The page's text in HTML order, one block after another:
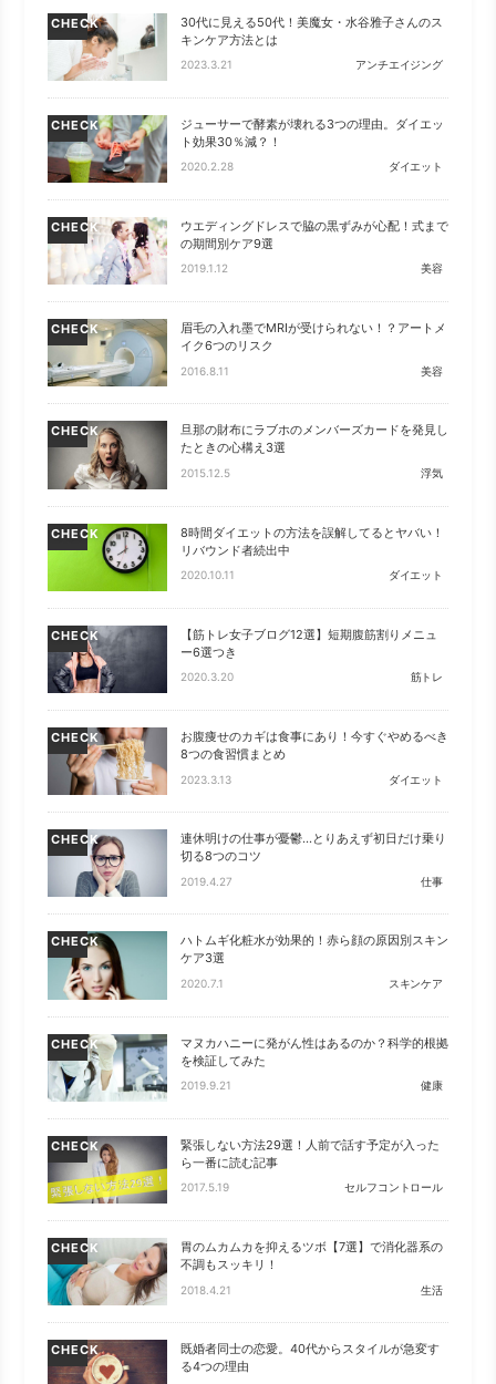
CHECK
30代に見える50代！美魔女・水谷雅子さんのス
キンケア方法とは
2023.3.21 アンチエイジング
CHECK
ジューサーで酵素が壊れる3つの理由。ダイエッ
ト効果30％減？！
2020.2.28 ダイエット
CHECK
ウエディングドレスで脇の黒ずみが心配！式まで
の期間別ケア9選
2019.1.12 美容
CHECK
眉毛の入れ墨でMRIが受けられない！？アートメ
イク6つのリスク
2016.8.11 美容
CHECK
旦那の財布にラブホのメンバーズカードを発見し
たときの心構え3選
2015.12.5 浮気
CHECK
8時間ダイエットの方法を誤解してるとヤバい！
リバウンド者続出中
2020.10.11 ダイエット
CHECK
【筋トレ女子ブログ12選】短期腹筋割りメニュ
ー6選つき
2020.3.20 筋トレ
CHECK
お腹痩せのカギは食事にあり！今すぐやめるべき
8つの食習慣まとめ
2023.3.13 ダイエット
CHECK
連休明けの仕事が憂鬱…とりあえず初日だけ乗り
切る8つのコツ
2019.4.27 仕事
CHECK
ハトムギ化粧水が効果的！赤ら顔の原因別スキン
ケア3選
2020.7.1 スキンケア
CHECK
マヌカハニーに発がん性はあるのか？科学的根拠
を検証してみた
2019.9.21 健康
CHECK
緊張しない方法29選！人前で話す予定が入った
ら一番に読む記事
2017.5.19 セルフコントロール
CHECK
胃のムカムカを抑えるツボ【7選】で消化器系の
不調もスッキリ！
2018.4.21 生活
CHECK
既婚者同士の恋愛。40代からスタイルが急変す
る4つの理由